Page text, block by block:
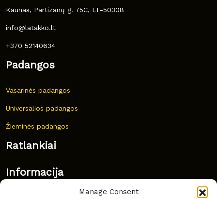
Manage Consent
Kaunas, Partizanų g. 75C, LT-50308
info@latakko.lt
+370 52140634
Padangos
Vasarinės padangos
Universalios padangos
Žieminės padangos
Ratlankiai
Informacija